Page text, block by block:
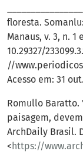
floresta.
Manaus, v. 3, n. 1
10.29327/
//
Acesso em: 31
Romullo Baratto.
paisagem,
ArchDaily Brasil.
< https://